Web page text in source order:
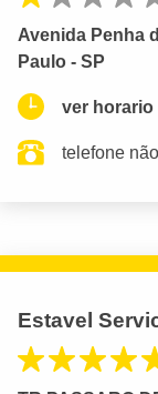
Avenida Penha
Paulo - SP
ver horario
telefone
Estavel